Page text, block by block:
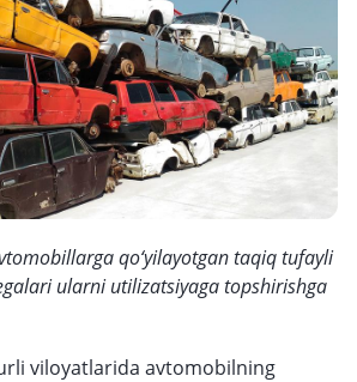
qo‘yilayotgan taqiq tufayli
ularni utilizatsiyaga topshirishga
viloyatlarida avtomobilning